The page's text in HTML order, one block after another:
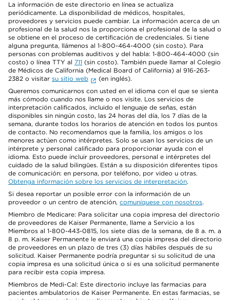
La información de este directorio en línea se actualiza
periódicamente. La disponibilidad de médicos, hospitales,
proveedores y servicios puede cambiar. La información acerca de un
profesional de la salud nos la proporciona el profesional de la salud o
se obtiene en el proceso de certificación de credenciales. Si tiene
alguna pregunta, llámenos al 1-800-464-4000 (sin costo). Para
personas con problemas auditivos y del habla: 1-800-464-4000 (sin
costo) o línea TTY al 711 (sin costo). También puede llamar al Colegio
de Médicos de California (Medical Board of California) al 916-263-
2382 o visitar su sitio web
(en inglés).
Queremos comunicarnos con usted en el idioma con el que se sienta
más cómodo cuando nos llame o nos visite. Los servicios de
interpretación calificados, incluido el lenguaje de señas, están
disponibles sin ningún costo, las 24 horas del día, los 7 días de la
semana, durante todos los horarios de atención en todos los puntos
de contacto. No recomendamos que la familia, los amigos o los
menores actúen como intérpretes. Solo se usan los servicios de un
intérprete y personal calificado para proporcionar ayuda con el
idioma. Esto puede incluir proveedores, personal e intérpretes del
cuidado de la salud bilingües. Están a su disposición diferentes tipos
de comunicación: en persona, por teléfono, por video u otras.
Obtenga información sobre los servicios de interpretación.
Si desea reportar un posible error con la información de un
proveedor o un centro de atención, comuníquese con nosotros.
Miembro de Medicare: Para solicitar una copia impresa del directorio
de proveedores de Kaiser Permanente, llame a Servicio a los
Miembros al 1-800-443-0815, los siete días de la semana, de 8 a. m. a
8 p. m. Kaiser Permanente le enviará una copia impresa del directorio
de proveedores en un plazo de tres (3) días hábiles después de su
solicitud. Kaiser Permanente podría preguntar si su solicitud de una
copia impresa es una solicitud única o si es una solicitud permanente
para recibir esta copia impresa.
Miembros de Medi-Cal: Este directorio incluye las farmacias para
pacientes ambulatorios de Kaiser Permanente. En estas farmacias, se